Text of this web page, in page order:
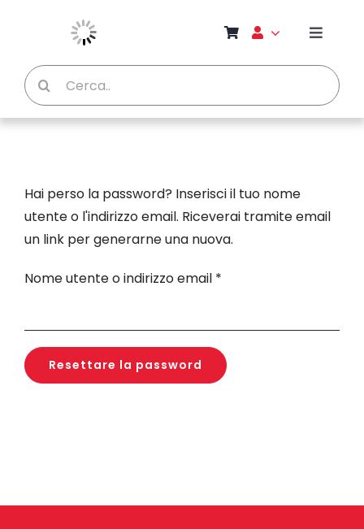
Toggle
Chi
Profilo
Cerca
per:
Hai perso la password? Inserisci il tuo nome
utente o l'indirizzo email. Riceverai tramite email
un link per generarne una nuova.
Nome utente o indirizzo email *Richiesto
Resettare la password